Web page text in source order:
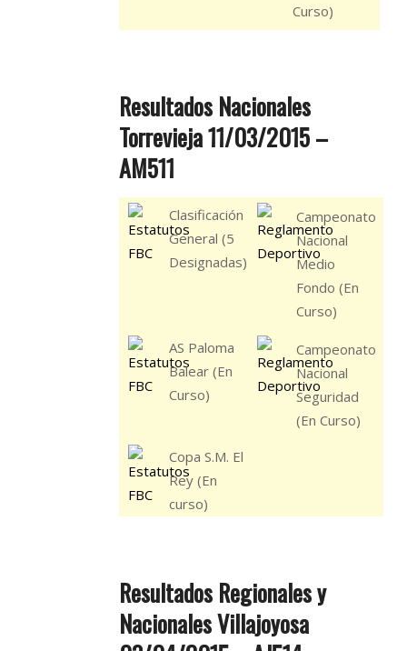
Curso)
Resultados Nacionales
Torrevieja 11/03/2015 –
AM511
Clasificación
General (5
Designadas)
Campeonato
Nacional
Medio
Fondo (En
Curso)
AS Paloma
Balear (En
Curso)
Campeonato
Nacional
Seguridad
(En Curso)
Copa S.M. El
Rey (En
curso)
Resultados Regionales y
Nacionales Villajoyosa